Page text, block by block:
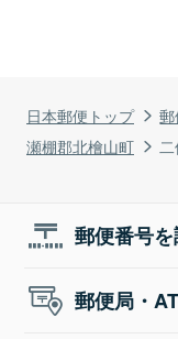
日本郵便トップ
瀬棚郡北檜山町
郵便番号
郵便局・